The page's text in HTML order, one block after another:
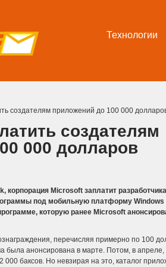
Технологии
создателям приложений до 100 000
создателям
000 долларов
Microsoft заплатит
под мобильную платформу Windows
которую ранее Microsoft
перечисляя примерно по 100
была анонсирована в марте. Потом, в
баксов. Но невзирая на это, каталог